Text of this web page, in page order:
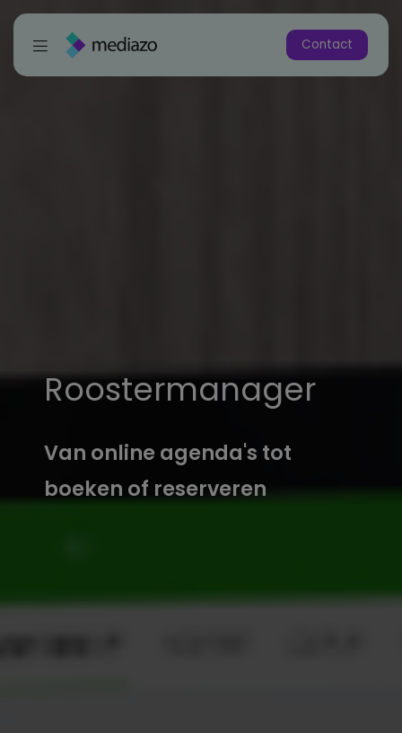
Contact
Roostermanager
Van online agenda's tot
boeken of reserveren